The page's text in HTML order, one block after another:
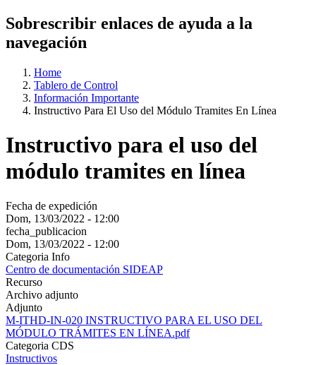
Sobrescribir enlaces de ayuda a la
navegación
Home
Tablero de Control
Información Importante
Instructivo Para El Uso del Módulo Tramites En Línea
Instructivo para el uso del
módulo tramites en línea
Fecha de expedición
Dom, 13/03/2022 - 12:00
fecha_publicacion
Dom, 13/03/2022 - 12:00
Categoria Info
Centro de documentación SIDEAP
Recurso
Archivo adjunto
Adjunto
M-ITHD-IN-020 INSTRUCTIVO PARA EL USO DEL
MÓDULO TRÁMITES EN LÍNEA.pdf
Categoria CDS
Instructivos